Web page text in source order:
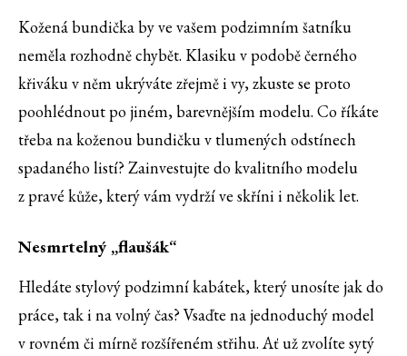
Kožená bundička by ve vašem podzimním šatníku
neměla rozhodně chybět. Klasiku v podobě černého
křiváku v něm ukrýváte zřejmě i vy, zkuste se proto
poohlédnout po jiném, barevnějším modelu. Co říkáte
třeba na koženou bundičku v tlumených odstínech
spadaného listí? Zainvestujte do kvalitního modelu
z pravé kůže, který vám vydrží ve skříni i několik let.
Nesmrtelný „flaušák“
Hledáte stylový podzimní kabátek, který unosíte jak do
práce, tak i na volný čas? Vsaďte na jednoduchý model
v rovném či mírně rozšířeném střihu. Ať už zvolíte sytý